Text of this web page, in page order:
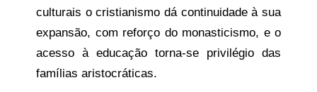
culturais o cristianismo dá continuidade à sua
expansão, com reforço do monasticismo, e o
acesso à educação torna-se privilégio das
famílias aristocráticas.